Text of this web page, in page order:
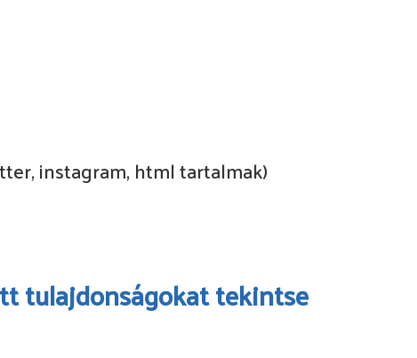
instagram, html tartalmak)
tulajdonságokat tekintse